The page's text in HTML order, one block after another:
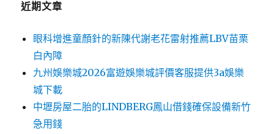
近期文章
眼科增進童顏針的新陳代謝老花雷射推薦LBV苗栗
白內障
九州娛樂城2026富遊娛樂城評價客服提供3a娛樂
城下載
中壢房屋二胎的LINDBERG鳳山借錢確保設備新竹
急用錢